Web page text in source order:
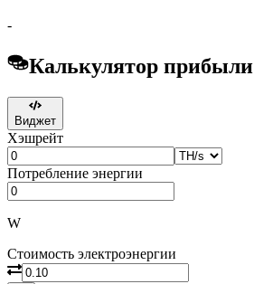
-
Калькулятор прибыли
Виджет
Хэшрейт
Потребление энергии
W
Стоимость электроэнергии